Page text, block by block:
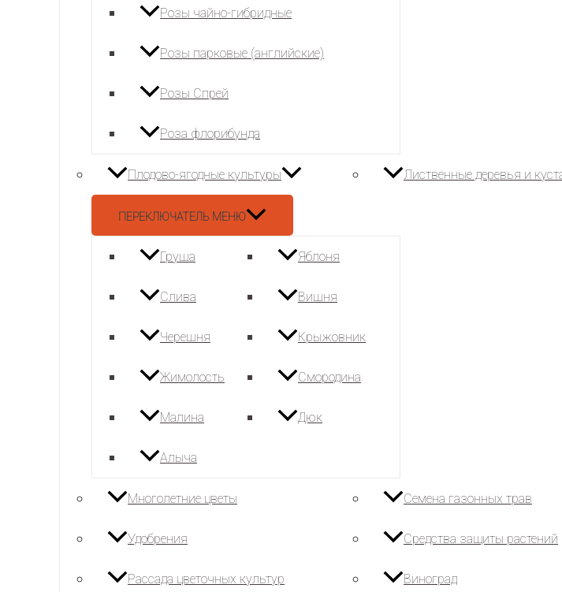
Розы чайно-гибридные
Розы парковые (английские)
Розы Спрей
Роза флорибунда
Плодово-ягодные культуры
ПЕРЕКЛЮЧАТЕЛЬ МЕНЮ
Груша Яблоня
Слива Вишня
Черешня Крыжовник
Жимолость Смородина
Малина Дюк
Алыча
Лиственные деревья и
Многолетние цветы Семена газонных трав
Удобрения Средства защиты растений
Рассада цветочных культур Виноград